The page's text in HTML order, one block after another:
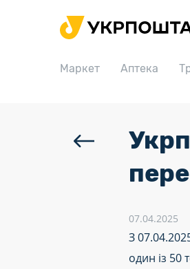
Маркет Аптека
Головна
Аптека
07.04.2025
З
один із 50